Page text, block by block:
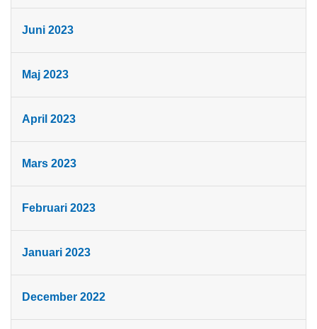
Juni 2023
Maj 2023
April 2023
Mars 2023
Februari 2023
Januari 2023
December 2022